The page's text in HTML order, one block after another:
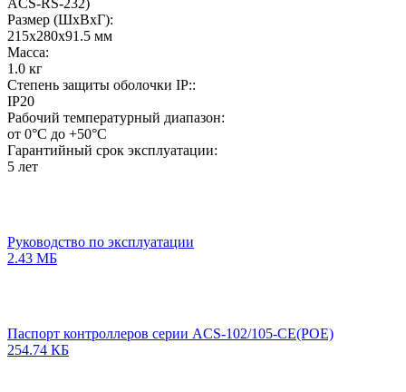
ACS-RS-232)
Размер (ШхВхГ):
215х280х91.5 мм
Масса:
1.0 кг
Степень защиты оболочки IP::
IP20
Рабочий температурный диапазон:
от 0°C до +50°C
Гарантийный срок эксплуатации:
5 лет
Руководство по эксплуатации
2.43 МБ
Паспорт контроллеров серии ACS-102/105-CE(POE)
254.74 КБ